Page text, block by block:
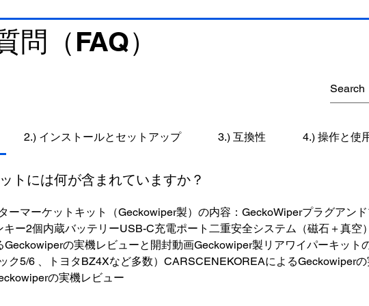
問（FAQ）
2.) インストールとセットアップ 3.) 互換性 4.) 操作と使
トには何が含まれていますか？
ーマーケットキット（Geckowiper製）の内容：GeckoWiperプラグアン
キー2個内蔵バッテリーUSB-C充電ポート二重安全システム（磁石＋真空
Geckowiperの実機レビューと開封動画Geckowiper製リアワイパーキット
ク5/6 、トヨタBZ4Xなど多数）CARSCENEKOREAによるGeckowiper
の実機レビュー